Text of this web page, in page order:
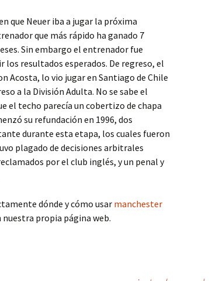
que Neuer iba a jugar la próxima
que más rápido ha ganado 7
Sin embargo el entrenador fue
los resultados esperados. De regreso, el
Acosta, lo vio jugar en Santiago de Chile
a la División Adulta. No se sabe el
el techo parecía un cobertizo de chapa
su refundación en 1996, dos
durante esta etapa, los cuales fueron
plagado de decisiones arbitrales
por el club inglés, y un penal y
dónde y cómo usar manchester
propia página web.